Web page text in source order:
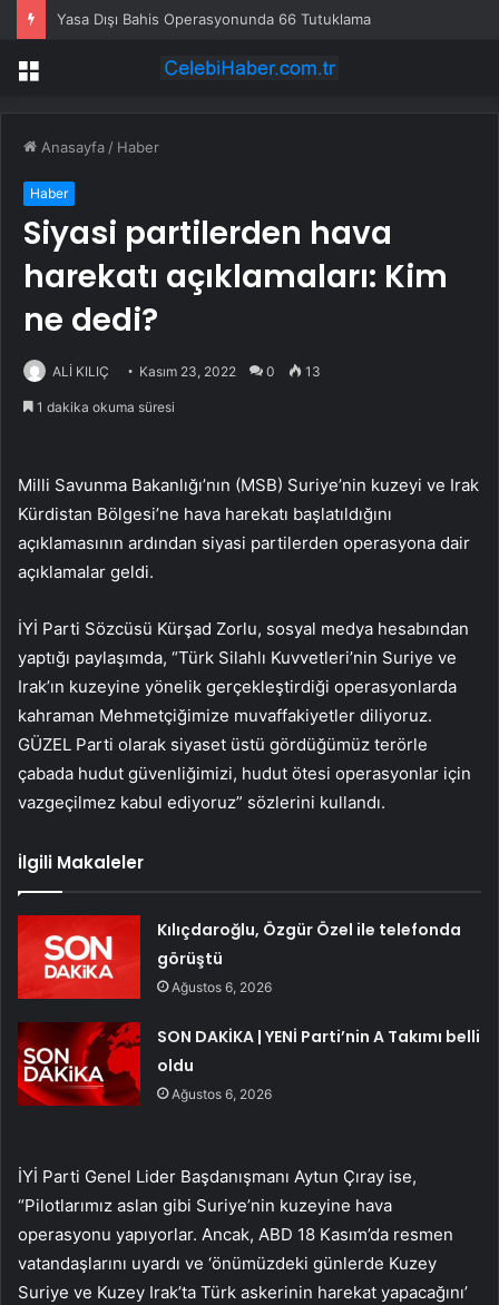
Yasa Dışı Bahis Operasyonunda 66 Tutuklama
Menü
Anasayfa / Haber
Haber
Siyasi partilerden hava
harekatı açıklamaları: Kim
ne dedi?
ALİ KILIÇ Kasım 23, 2022 0 13
1 dakika okuma süresi
Milli Savunma Bakanlığı’nın (MSB) Suriye’nin kuzeyi ve Irak
Kürdistan Bölgesi’ne hava harekatı başlatıldığını
açıklamasının ardından siyasi partilerden operasyona dair
açıklamalar geldi.
İYİ Parti Sözcüsü Kürşad Zorlu, sosyal medya hesabından
yaptığı paylaşımda, “Türk Silahlı Kuvvetleri’nin Suriye ve
Irak’ın kuzeyine yönelik gerçekleştirdiği operasyonlarda
kahraman Mehmetçiğimize muvaffakiyetler diliyoruz.
GÜZEL Parti olarak siyaset üstü gördüğümüz terörle
çabada hudut güvenliğimizi, hudut ötesi operasyonlar için
vazgeçilmez kabul ediyoruz” sözlerini kullandı.
İlgili Makaleler
Kılıçdaroğlu, Özgür Özel ile telefonda
görüştü
Ağustos 6, 2026
SON DAKİKA | YENİ Parti’nin A Takımı belli
oldu
Ağustos 6, 2026
İYİ Parti Genel Lider Başdanışmanı Aytun Çıray ise,
“Pilotlarımız aslan gibi Suriye’nin kuzeyine hava
operasyonu yapıyorlar. Ancak, ABD 18 Kasım’da resmen
vatandaşlarını uyardı ve ‘önümüzdeki günlerde Kuzey
Suriye ve Kuzey Irak’ta Türk askerinin harekat yapacağını’